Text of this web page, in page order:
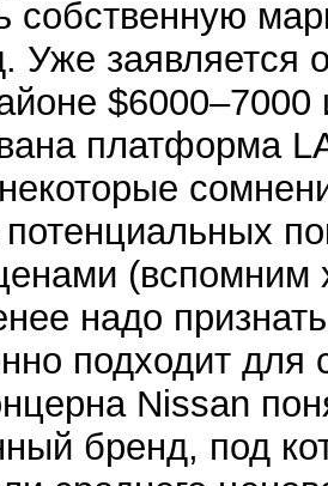
собственную
Уже заявляется
платформа
потенциальных
(вспомним
надо
подходит
Nissan
бренд, под